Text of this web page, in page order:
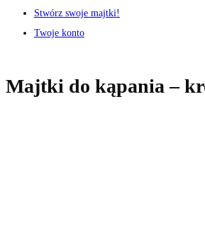
Stwórz swoje majtki!
Twoje konto
Majtki do kąpania –